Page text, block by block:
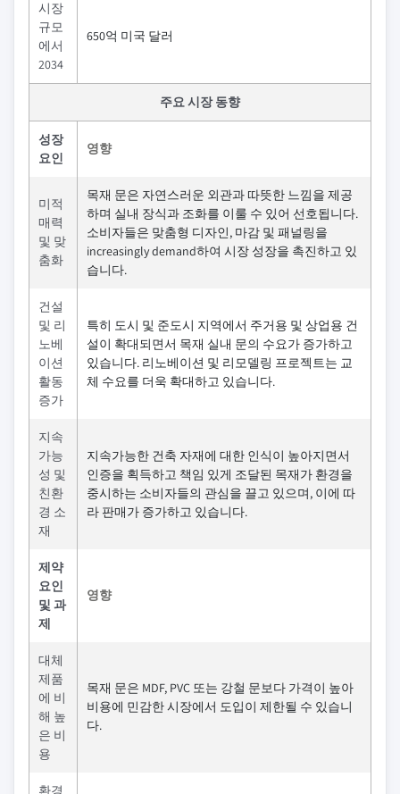
시장
규모
에서
2034
650억 미국 달러
주요 시장 동향
성장
요인
영향
미적
매력
및 맞
춤화
목재 문은 자연스러운 외관과 따뜻한 느낌을 제공
하며 실내 장식과 조화를 이룰 수 있어 선호됩니다.
소비자들은 맞춤형 디자인, 마감 및 패널링을
increasingly demand하여 시장 성장을 촉진하고 있
습니다.
건설
및 리
노베
이션
활동
증가
특히 도시 및 준도시 지역에서 주거용 및 상업용 건
설이 확대되면서 목재 실내 문의 수요가 증가하고
있습니다. 리노베이션 및 리모델링 프로젝트는 교
체 수요를 더욱 확대하고 있습니다.
지속
가능
성 및
친환
경 소
재
지속가능한 건축 자재에 대한 인식이 높아지면서
인증을 획득하고 책임 있게 조달된 목재가 환경을
중시하는 소비자들의 관심을 끌고 있으며, 이에 따
라 판매가 증가하고 있습니다.
제약
요인
및 과
제
영향
대체
제품
에 비
해 높
은 비
용
목재 문은 MDF, PVC 또는 강철 문보다 가격이 높아
비용에 민감한 시장에서 도입이 제한될 수 있습니
다.
환경